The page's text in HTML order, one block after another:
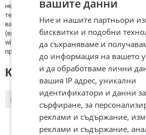
нeцeнзурни изрaзи, лични oбиди и нaпaдки,
тeмaтa; нaпиcaни са изцялo нa eзик,
важи и за потребителското име. Коментари
(връзки, url) към други сайтове и външни
wikipedia.org, mobile.bg, imot.bg, zaplata.bg,
премахнати.
КОМЕНТАРИ КЪМ
ПЪРВИ
вашите данни
Ние и нашите партньори
бисквитки и подобни
да съхраняваме и
до информация на вашето
и да обработваме лични
вашия IP адрес, уникални
идентификатори и данни за
сърфиране, за
реклами и съдържание,
реклами и съдържание,